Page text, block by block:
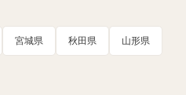
宮城県 秋田県 山形県